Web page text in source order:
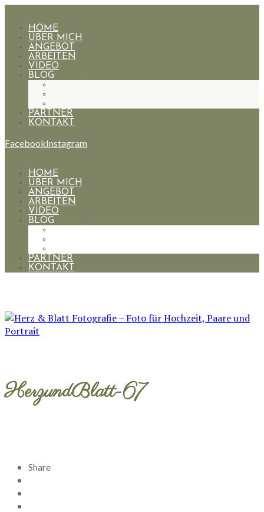
HOME
ÜBER MICH
ANGEBOT
ARBEITEN
VIDEO
BLOG
PARTNER
KONTAKT
FacebookInstagram
HOME
ÜBER MICH
ANGEBOT
ARBEITEN
VIDEO
BLOG
PARTNER
KONTAKT
HerzundBlatt-67
Share